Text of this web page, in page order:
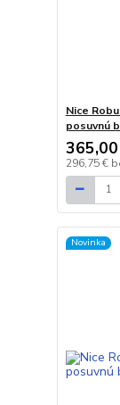
Nice
posuvnú
296,75 €
Novinka